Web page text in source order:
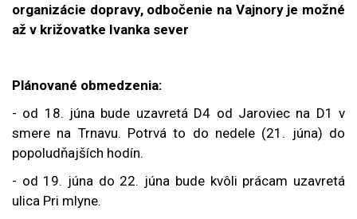
organizácie dopravy, odbočenie na Vajnory je možné
až v križovatke Ivanka sever
Plánované obmedzenia:
- od 18. júna bude uzavretá D4 od Jaroviec na D1 v
smere na Trnavu. Potrvá to do nedele (21. júna) do
popoludňajších hodín.
- od 19. júna do 22. júna bude kvôli prácam uzavretá
ulica Pri mlyne.